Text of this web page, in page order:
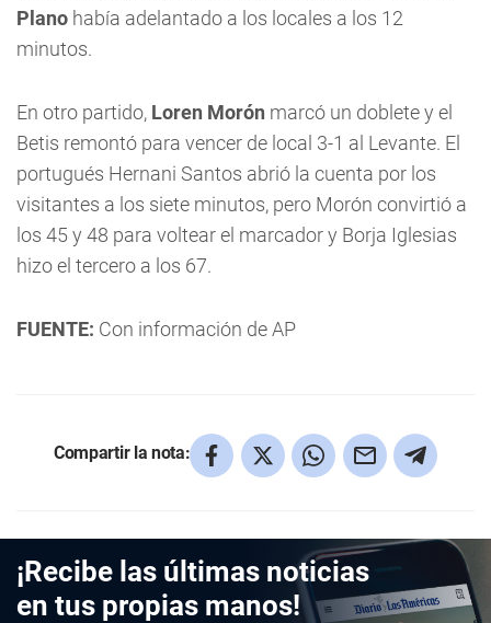
Plano había adelantado a los locales a los 12
minutos.
En otro partido, Loren Morón marcó un doblete y el
Betis remontó para vencer de local 3-1 al Levante. El
portugués Hernani Santos abrió la cuenta por los
visitantes a los siete minutos, pero Morón convirtió a
los 45 y 48 para voltear el marcador y Borja Iglesias
hizo el tercero a los 67.
FUENTE: Con información de AP
Compartir la nota:
¡Recibe las últimas noticias
en tus propias manos!